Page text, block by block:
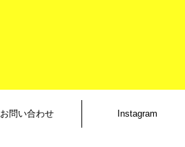
お問い合わせ Instagram